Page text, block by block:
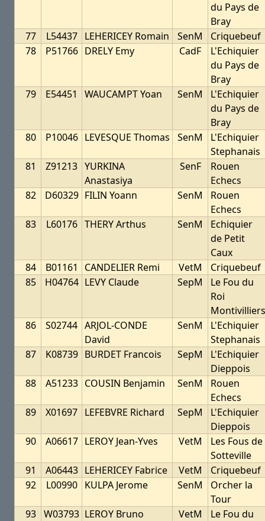
du Pays de
Bray
77
L54437 LEHERICEY Romain SenM
Criquebeuf
78
P51766 DRELY Emy CadF
L'Echiquier
du Pays de
Bray
79
E54451 WAUCAMPT Yoan SenM
L'Echiquier
du Pays de
Bray
80
P10046 LEVESQUE Thomas SenM
L'Echiquier
Stephanais
81
Z91213 YURKINA
Anastasiya
SenF
Rouen
Echecs
82
D60329 FILIN Yoann SenM
Rouen
Echecs
83
L60176 THERY Arthus SenM
Echiquier
de Petit
Caux
84
B01161 CANDELIER Remi VetM
Criquebeuf
85
H04764 LEVY Claude SepM
Le Fou du
Roi
Montivilliers
86
S02744 ARJOL-CONDE
David
SenM
L'Echiquier
Stephanais
87
K08739 BURDET Francois SepM
L'Echiquier
Dieppois
88
A51233 COUSIN Benjamin SenM
Rouen
Echecs
89
X01697 LEFEBVRE Richard SepM
L'Echiquier
Dieppois
90
A06617 LEROY Jean-Yves VetM
Les Fous de
Sotteville
91
A06443 LEHERICEY Fabrice VetM
Criquebeuf
92
L00990 KULPA Jerome SenM
Orcher la
Tour
93 W03793 LEROY Bruno VetM
Le Fou du